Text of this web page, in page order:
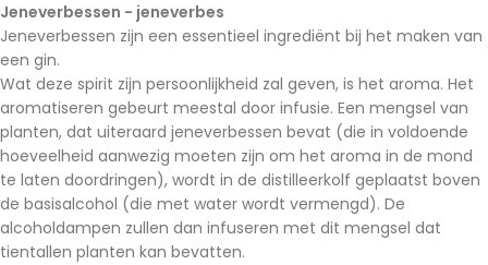
Jeneverbessen - jeneverbes
Jeneverbessen zijn een essentieel ingrediënt bij het maken van
een gin.
Wat deze spirit zijn persoonlijkheid zal geven, is het aroma. Het
aromatiseren gebeurt meestal door infusie. Een mengsel van
planten, dat uiteraard jeneverbessen bevat (die in voldoende
hoeveelheid aanwezig moeten zijn om het aroma in de mond
te laten doordringen), wordt in de distilleerkolf geplaatst boven
de basisalcohol (die met water wordt vermengd). De
alcoholdampen zullen dan infuseren met dit mengsel dat
tientallen planten kan bevatten.